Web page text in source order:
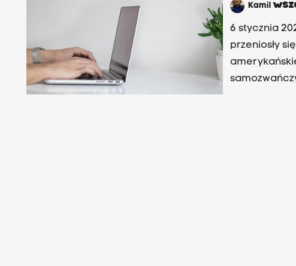
Kamil
6 stycznia
przeniosły
2020 roku w